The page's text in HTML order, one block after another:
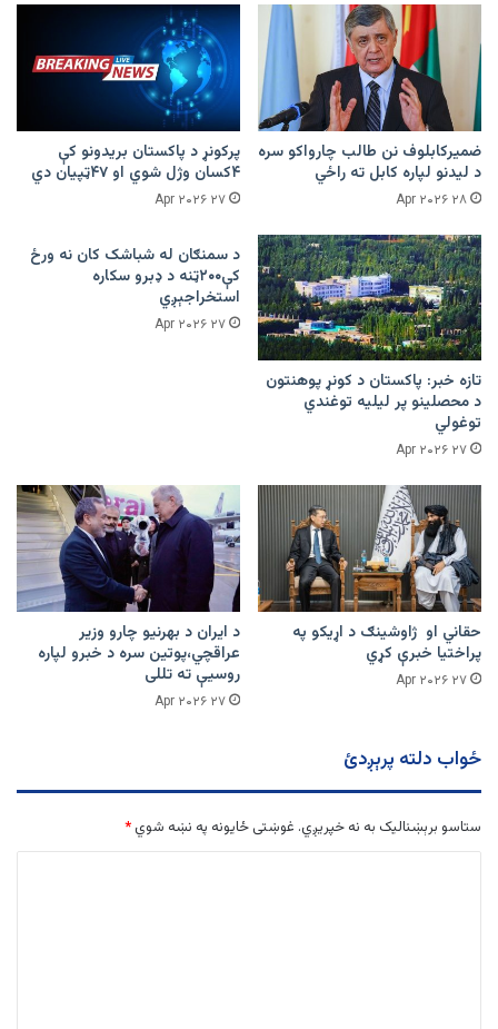
ضمیرکابلوف نن طالب چارواکو سره
د لیدنو لپاره کابل ته راځي
۲۸ Apr ۲۰۲۶
پرکونړ د پاکستان بریدونو کې
۴کسان وژل شوي او ۴۷ټپیان دي
۲۷ Apr ۲۰۲۶
تازه خبر: پاکستان د کونړ پوهنتون
د محصلینو پر لیلیه توغندي
توغولي
۲۷ Apr ۲۰۲۶
د سمنګان له شباشک کان نه ورځ
کې۲۰۰ټنه د ډبرو سکاره
استخراجېږي
۲۷ Apr ۲۰۲۶
حقاني او ژاوشینګ د اړیکو په
پراختیا خبرې کړي
۲۷ Apr ۲۰۲۶
د ایران د بهرنیو چارو وزیر
عراقچي،پوتین سره د خبرو لپاره
روسیې ته تللی
۲۷ Apr ۲۰۲۶
ځواب دلته پرېږدئ
ستاسو برېښناليک به نه خپريږي. غوښتى ځایونه په نښه شوي *